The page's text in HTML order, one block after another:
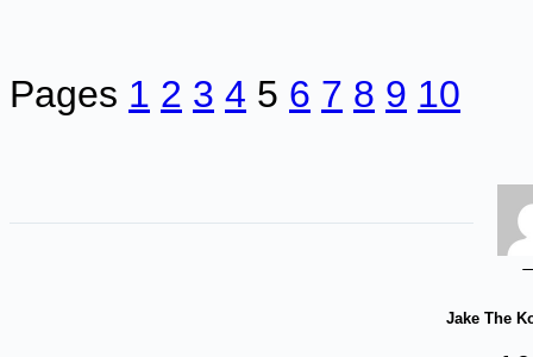
Pages 1 2 3 4 5 6 7 8 9 10
Jake The